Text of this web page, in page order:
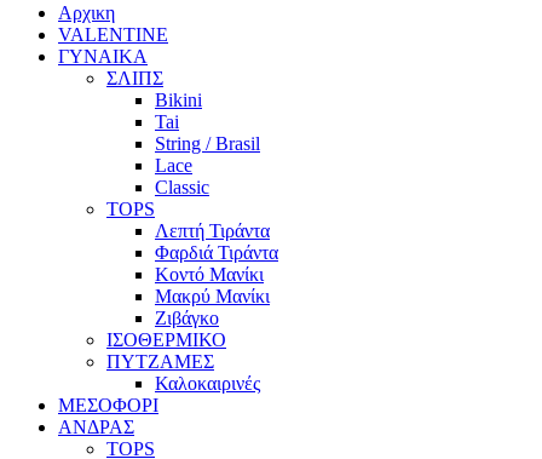
Αρχικη
VALENTINE
ΓΥΝΑΙΚΑ
ΣΛΙΠΣ
Bikini
Tai
String / Brasil
Lace
Classic
TOPS
Λεπτή Τιράντα
Φαρδιά Τιράντα
Κοντό Μανίκι
Μακρύ Μανίκι
Ζιβάγκο
ΙΣΟΘΕΡΜΙΚΟ
ΠΥΤΖΑΜΕΣ
Καλοκαιρινές
ΜΕΣΟΦΟΡΙ
ΑΝΔΡΑΣ
TOPS